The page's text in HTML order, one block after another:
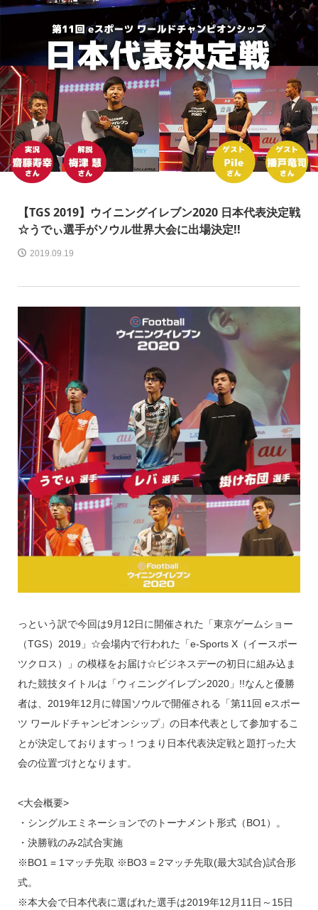
【TGS 2019】ウイニングイレブン2020 日本代表決定戦
☆うでぃ選手がソウル世界大会に出場決定!!
2019.09.19
っという訳で今回は9月12日に開催された「東京ゲームショー
（TGS）2019」☆会場内で行われた「e-Sports X（イースポー
ツクロス）」の模様をお届け☆ビジネスデーの初日に組み込ま
れた競技タイトルは「ウィニングイレブン2020」!!なんと優勝
者は、2019年12月に韓国ソウルで開催される「第11回 eスポー
ツ ワールドチャンピオンシップ」の日本代表として参加するこ
とが決定しておりますっ！つまり日本代表決定戦と題打った大
会の位置づけとなります。
<大会概要>
・シングルエミネーションでのトーナメント形式（BO1）。
・決勝戦のみ2試合実施
※BO1 = 1マッチ先取 ※BO3 = 2マッチ先取(最大3試合)試合形
式。
※本大会で日本代表に選ばれた選手は2019年12月11日～15日